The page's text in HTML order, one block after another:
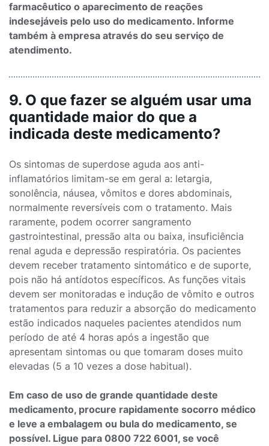
farmacêutico o aparecimento de reações
indesejáveis pelo uso do medicamento. Informe
também à empresa através do seu serviço de
atendimento.
9. O que fazer se alguém usar uma
quantidade maior do que a
indicada deste medicamento?
Os sintomas de superdose aguda aos anti-
inflamatórios limitam-se em geral a: letargia,
sonolência, náusea, vômitos e dores abdominais,
normalmente reversíveis com o tratamento. Mais
raramente, podem ocorrer sangramento
gastrointestinal, pressão alta ou baixa, insuficiência
renal aguda e depressão respiratória. Os pacientes
devem receber tratamento sintomático e de suporte,
pois não há antídotos específicos. As funções vitais
devem ser monitoradas e indução de vômito e outros
tratamentos para reduzir a absorção do medicamento
estão indicados naqueles pacientes atendidos num
período de até 4 horas após a ingestão que
apresentam sintomas ou que tomaram doses muito
elevadas (5 a 10 vezes a dose habitual).
Em caso de uso de grande quantidade deste
medicamento, procure rapidamente socorro médico
e leve a embalagem ou bula do medicamento, se
possível. Ligue para 0800 722 6001, se você